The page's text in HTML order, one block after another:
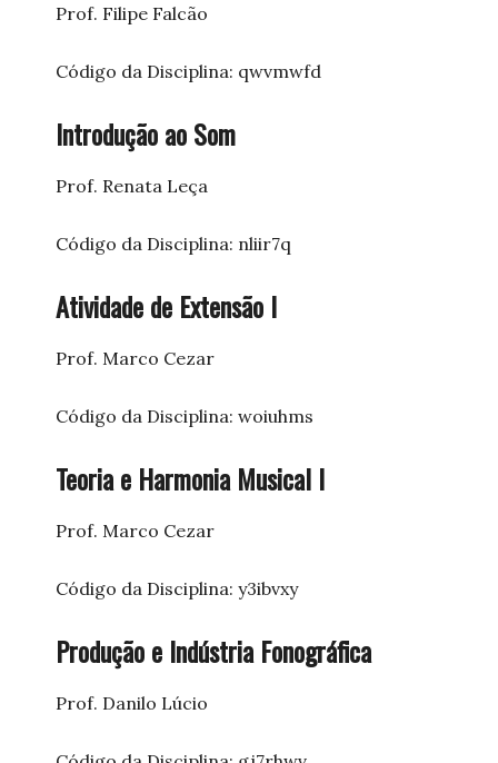
Prof. Filipe Falcão
Código da Disciplina: qwvmwfd
Introdução ao Som
Prof. Renata Leça
Código da Disciplina: nliir7q
Atividade de Extensão I
Prof. Marco Cezar
Código da Disciplina: woiuhms
Teoria e Harmonia Musical I
Prof. Marco Cezar
Código da Disciplina: y3ibvxy
Produção e Indústria Fonográfica
Prof. Danilo Lúcio